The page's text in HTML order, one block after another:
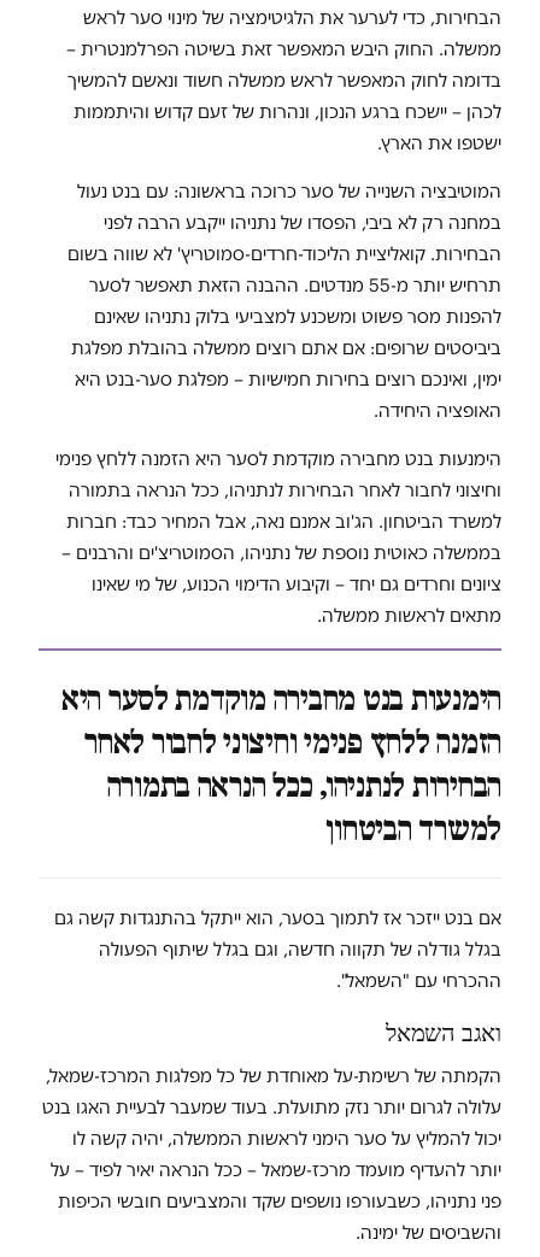
הבחירות, כדי לערער את הלגיטימציה של מינוי סער לראש
ממשלה. החוק היבש המאפשר זאת בשיטה הפרלמנטרית –
בדומה לחוק המאפשר לראש ממשלה חשוד ונאשם להמשיך
לכהן – יישכח ברגע הנכון, ונהרות של זעם קדוש והיתממות
ישטפו את הארץ.
המוטיבציה השנייה של סער כרוכה בראשונה: עם בנט נעול
במחנה רק לא ביבי, הפסדו של נתניהו ייקבע הרבה לפני
הבחירות. קואליציית הליכוד-חרדים-סמוטריץ' לא שווה בשום
תרחיש יותר מ-55 מנדטים. ההבנה הזאת תאפשר לסער
להפנות מסר פשוט ומשכנע למצביעי בלוק נתניהו שאינם
ביביסטים שרופים: אם אתם רוצים ממשלה בהובלת מפלגת
ימין, ואינכם רוצים בחירות חמישיות – מפלגת סער-בנט היא
האופציה היחידה.
הימנעות בנט מחבירה מוקדמת לסער היא הזמנה ללחץ פנימי
וחיצוני לחבור לאחר הבחירות לנתניהו, ככל הנראה בתמורה
למשרד הביטחון. הג'וב אמנם נאה, אבל המחיר כבד: חברות
בממשלה כאוטית נוספת של נתניהו, הסמוטריצ'ים והרבנים –
ציונים וחרדים גם יחד – וקיבוע הדימוי הכנוע, של מי שאינו
מתאים לראשות ממשלה.
הימנעות בנט מחבירה מוקדמת לסער היא
הזמנה ללחץ פנימי וחיצוני לחבור לאחר
הבחירות לנתניהו, ככל הנראה בתמורה
למשרד הביטחון
אם בנט ייזכר אז לתמוך בסער, הוא ייתקל בהתנגדות קשה גם
בגלל גודלה של תקווה חדשה, וגם בגלל שיתוף הפעולה
ההכרחי עם "השמאל".
ואגב השמאל
הקמתה של רשימת-על מאוחדת של כל מפלגות המרכז-שמאל,
עלולה לגרום יותר נזק מתועלת. בעוד שמעבר לבעיית האגו בנט
יכול להמליץ על סער הימני לראשות הממשלה, יהיה קשה לו
יותר להעדיף מועמד מרכז-שמאל – ככל הנראה יאיר לפיד – על
פני נתניהו, כשבעורפו נושפים שקד והמצביעים חובשי הכיפות
והשביסים של ימינה.